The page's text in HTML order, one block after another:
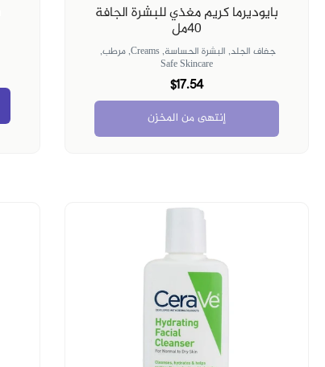
بايوديرما كريم مغذي للبشرة الجافة
٤٠مل
جفاف الجلد, البشرة الحساسة,Creams, مرطب,
Safe Skincare
$17.54
إنتهى من المخزن